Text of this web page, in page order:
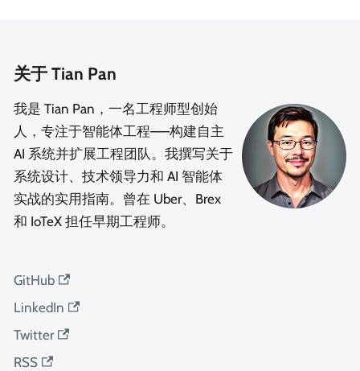
关于 Tian Pan
我是 Tian Pan，一名工程师型创始
人，专注于智能体工程——构建自主
AI 系统并扩展工程团队。我撰写关于
系统设计、技术领导力和 AI 智能体
实战的实用指南。曾在 Uber、Brex
和 IoTeX 担任早期工程师。
GitHub
LinkedIn
Twitter
RSS